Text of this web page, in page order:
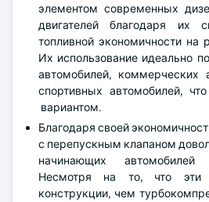
элементом современных
двигателей благодаря их
топливной экономичности на
Их использование идеально
автомобилей,
спортивных автомобилей,
вариантом.
Благодаря своей
с перепускным клапаном
начинающих
Несмотря на то, что
конструкции, чем